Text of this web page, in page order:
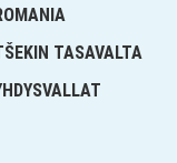
TASAVALTA